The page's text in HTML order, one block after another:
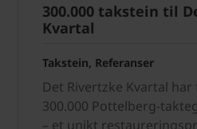
300.000 takstein til
Kvartal
Takstein, Referanser
Det Rivertzke Kvartal
300.000 Pottelberg-
– et unikt